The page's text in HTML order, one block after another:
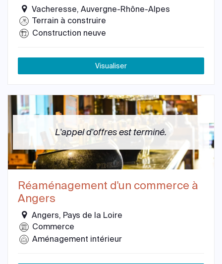
Vacheresse, Auvergne-Rhône-Alpes
Terrain à construire
Construction neuve
Visualiser
L'appel d'offres est terminé.
Réaménagement d'un commerce à
Angers
Angers, Pays de la Loire
Commerce
Aménagement intérieur